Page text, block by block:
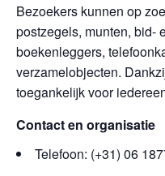
Bezoekers kunnen op
postzegels, munten, bid-
boekenleggers,
verzamelobjecten.
toegankelijk voor
Contact en organisatie
Telefoon: (+31) 06